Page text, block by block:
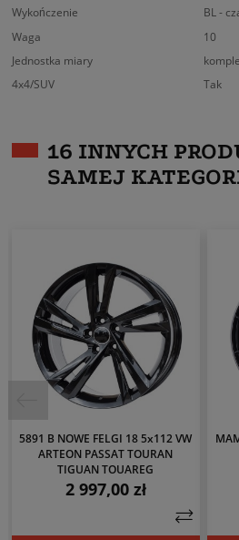
Wykończenie
BL -
Waga
10
Jednostka miary
4x4/SUV
Tak
16 INNYCH
SAMEJ
5891 B NOWE FELGI 18 5x112 VW
ARTEON PASSAT TOURAN
TIGUAN TOUAREG
Cena
2 997,00 zł